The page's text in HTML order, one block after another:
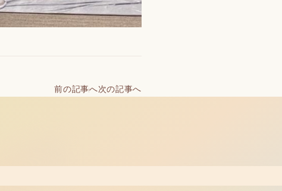
前の記事へ次の記事へ